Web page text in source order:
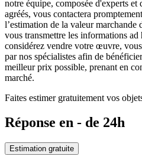
notre équipe, composée d'experts et
agréés, vous contactera
l’estimation de la valeur
vous transmettre les informations
considérez vendre votre œuvre,
par nos spécialistes afin de
meilleur prix possible, prenant en
marché.
Faites estimer gratuitement vos
Réponse en - de 24h
Estimation gratuite